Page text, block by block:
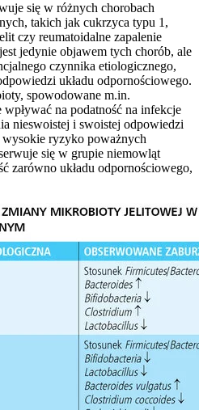
się w różnych chorobach
takich jak cukrzyca typu 1,
czy reumatoidalne zapalenie
jedynie objawem tych chorób, ale
czynnika etiologicznego,
układu odpornościowego.
spowodowane m.in.
na podatność na infekcje
nieswoistej i swoistej odpowiedzi
ryzyko poważnych
się w grupie niemowląt
zarówno układu odpornościowego,